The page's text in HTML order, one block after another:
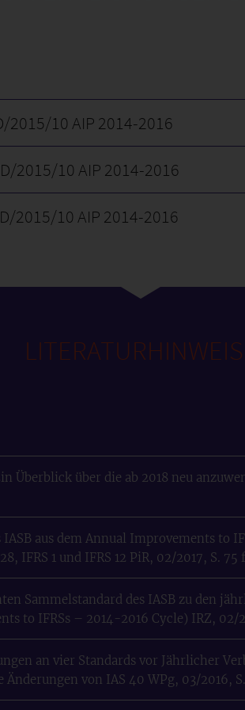
2015/10 AIP 2014-2016
2015/10 AIP 2014-2016
2015/10 AIP 2014-2016
Überblick über die ab 2018 neu
IASB aus dem Annual Improvements to
IFRS 1 und IFRS 12 PiR, 02/2017, S. 75
Sammelstandard des IASB zu den
to IFRSs – 2014-2016 Cycle) IRZ, 02/
an vier Standards vor Jährlicher
Änderungen von IAS 40 WPg, 03/2016,